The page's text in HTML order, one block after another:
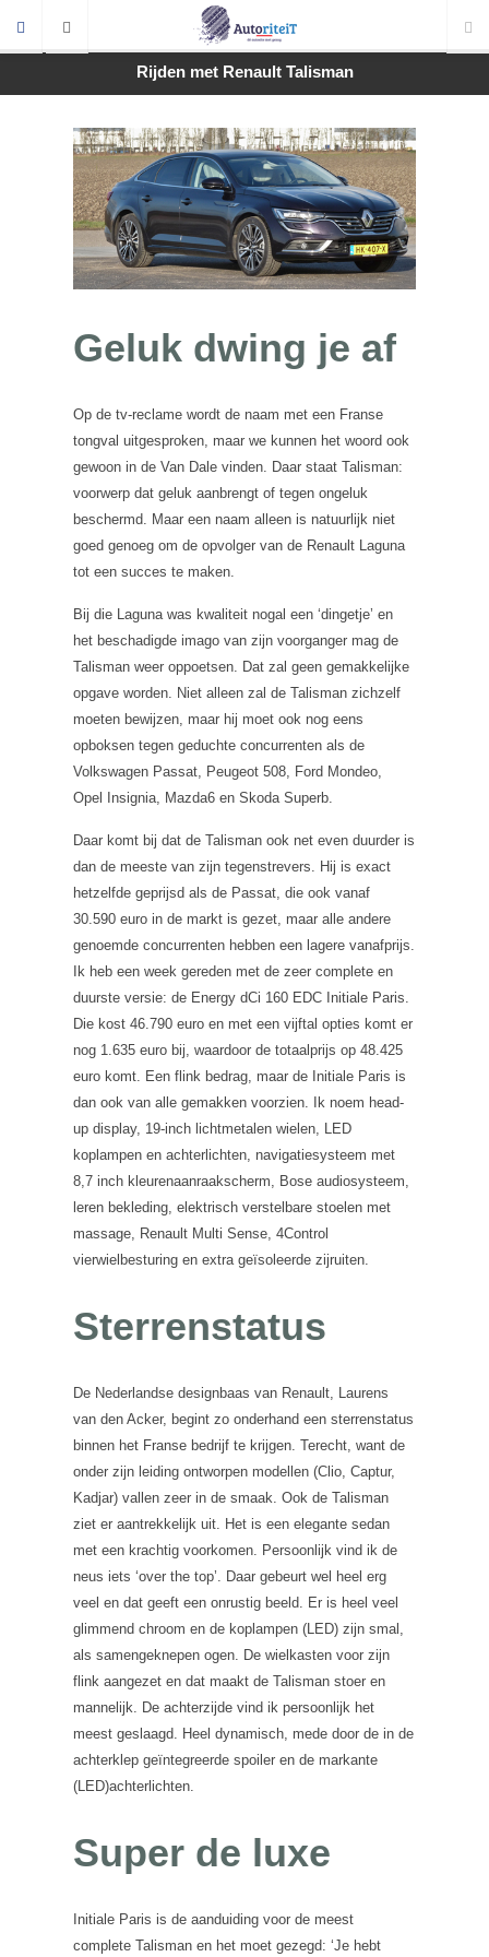
Rijden met Renault Talisman
Geluk dwing je af
Op de tv-reclame wordt de naam met een Franse
tongval uitgesproken, maar we kunnen het woord ook
gewoon in de Van Dale vinden. Daar staat Talisman:
voorwerp dat geluk aanbrengt of tegen ongeluk
beschermd. Maar een naam alleen is natuurlijk niet
goed genoeg om de opvolger van de Renault Laguna
tot een succes te maken.
Bij die Laguna was kwaliteit nogal een ‘dingetje’ en
het beschadigde imago van zijn voorganger mag de
Talisman weer oppoetsen. Dat zal geen gemakkelijke
opgave worden. Niet alleen zal de Talisman zichzelf
moeten bewijzen, maar hij moet ook nog eens
opboksen tegen geduchte concurrenten als de
Volkswagen Passat, Peugeot 508, Ford Mondeo,
Opel Insignia, Mazda6 en Skoda Superb.
Daar komt bij dat de Talisman ook net even duurder is
dan de meeste van zijn tegenstrevers. Hij is exact
hetzelfde geprijsd als de Passat, die ook vanaf
30.590 euro in de markt is gezet, maar alle andere
genoemde concurrenten hebben een lagere vanafprijs.
Ik heb een week gereden met de zeer complete en
duurste versie: de Energy dCi 160 EDC Initiale Paris.
Die kost 46.790 euro en met een vijftal opties komt er
nog 1.635 euro bij, waardoor de totaalprijs op 48.425
euro komt. Een flink bedrag, maar de Initiale Paris is
dan ook van alle gemakken voorzien. Ik noem head-
up display, 19-inch lichtmetalen wielen, LED
koplampen en achterlichten, navigatiesysteem met
8,7 inch kleurenaanraakscherm, Bose audiosysteem,
leren bekleding, elektrisch verstelbare stoelen met
massage, Renault Multi Sense, 4Control
vierwielbesturing en extra geïsoleerde zijruiten.
Sterrenstatus
De Nederlandse designbaas van Renault, Laurens
van den Acker, begint zo onderhand een sterrenstatus
binnen het Franse bedrijf te krijgen. Terecht, want de
onder zijn leiding ontworpen modellen (Clio, Captur,
Kadjar) vallen zeer in de smaak. Ook de Talisman
ziet er aantrekkelijk uit. Het is een elegante sedan
met een krachtig voorkomen. Persoonlijk vind ik de
neus iets ‘over the top’. Daar gebeurt wel heel erg
veel en dat geeft een onrustig beeld. Er is heel veel
glimmend chroom en de koplampen (LED) zijn smal,
als samengeknepen ogen. De wielkasten voor zijn
flink aangezet en dat maakt de Talisman stoer en
mannelijk. De achterzijde vind ik persoonlijk het
meest geslaagd. Heel dynamisch, mede door de in de
achterklep geïntegreerde spoiler en de markante
(LED)achterlichten.
Super de luxe
Initiale Paris is de aanduiding voor de meest
complete Talisman en het moet gezegd: ‘Je hebt